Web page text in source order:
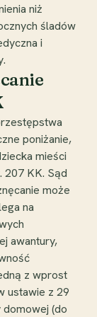
niż
śladów
i
poniżanie,
mieści
207 KK. Sąd
może
na
awantury,
z wprost
ustawie z 29
domowej (do